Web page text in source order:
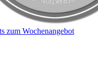
zum Wochenangebot